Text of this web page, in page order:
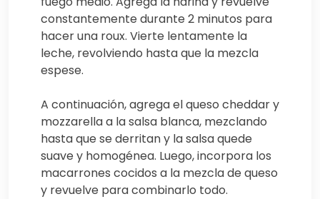
constantemente durante 2 minutos para
hacer una roux. Vierte lentamente la
leche, revolviendo hasta que la mezcla
espese.
A continuación, agrega el queso cheddar y
mozzarella a la salsa blanca, mezclando
hasta que se derritan y la salsa quede
suave y homogénea. Luego, incorpora los
macarrones cocidos a la mezcla de queso
y revuelve para combinarlo todo.